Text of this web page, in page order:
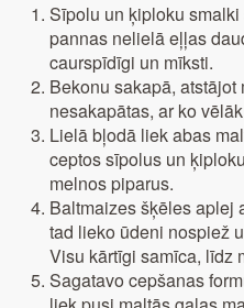
Sīpolu un ķiploku
pannas nelielā eļļas
caurspīdīgi un mīksti.
Bekonu sakapā,
nesakapātas, ar ko
Lielā bļodā liek abas
ceptos sīpolus un
melnos piparus.
Baltmaizes šķēles aplej
tad lieko ūdeni nospiež
Visu kārtīgi samīca, līdz
Sagatavo cepšanas